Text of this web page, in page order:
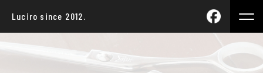
Luciro since 2012.